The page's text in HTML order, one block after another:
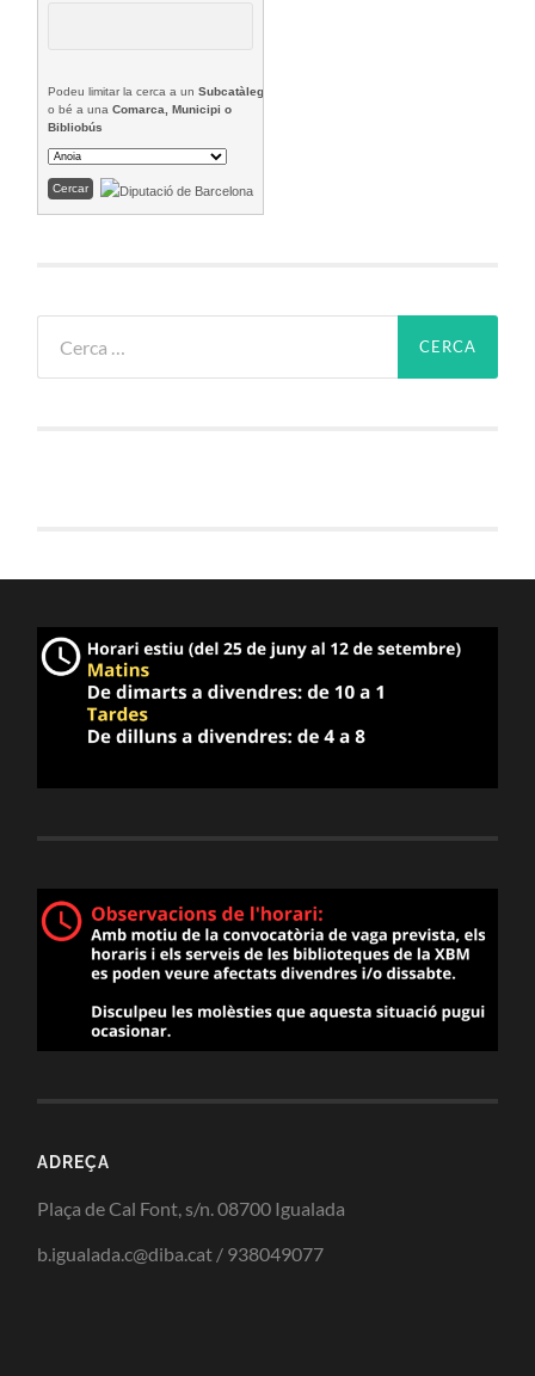
Podeu limitar la cerca a unSubcatàleg
o bé a unaComarca, Municipi o
Bibliobús
ADREÇA
Plaça de Cal Font, s/n. 08700 Igualada
b.igualada.c@diba.cat / 938049077